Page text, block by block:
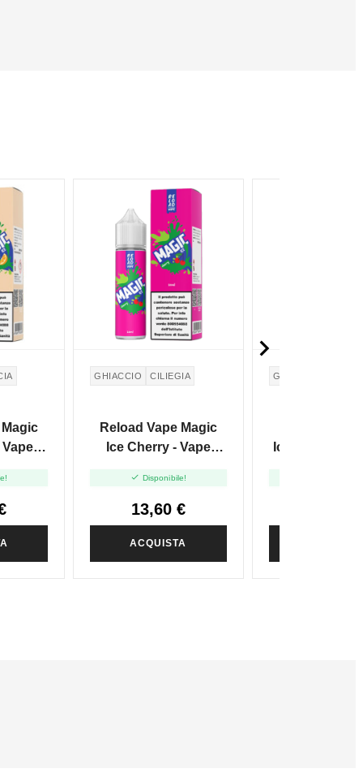
Magic
Vape
GHIACCIO CILIEGIA
Reload Vape Magic
Ice Cherry - Vape
 Disponibile!
13,60 €
ACQUISTA
GHIACCIO
Ice Lemonade
